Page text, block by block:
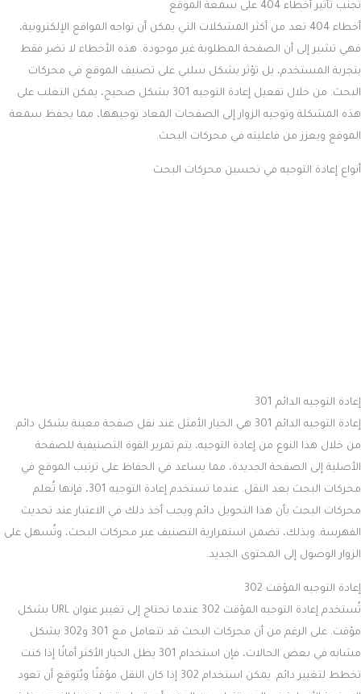
تجنب تأثير أخطاء 404 على سمعة الموقع
أخطاء 404 تعد من أكثر المشكلات التي يمكن أن تواجه المواقع الإلكترونية،
فهي تشير إلى أن الصفحة المطلوبة غير موجودة. هذه الأخطاء لا تضر فقط
بتجربة المستخدم، بل تؤثر بشكل سلبي على تصنيف الموقع في محركات
البحث. من خلال تفعيل إعادة التوجيه 301 بشكل صحيح، يمكن التغلب على
هذه المشكلة وتوجيه الزوار إلى الصفحات المعاد توجيهها، مما يحفظ سمعة
الموقع ويعزز من فاعليته في محركات البحث.
أنواع إعادة التوجيه في تحسين محركات البحث
إعادة التوجيه الدائم 301
إعادة التوجيه الدائم 301 هي الخيار الأمثل عند نقل صفحة معينة بشكل دائم.
من خلال هذا النوع من إعادة التوجيه، يتم تمرير القوة التصنيفية للصفحة
الأصلية إلى الصفحة الجديدة، مما يساعد في الحفاظ على ترتيب الموقع في
محركات البحث بعد النقل. عندما تستخدم إعادة التوجيه 301، فإنها تُعلم
محركات البحث بأن هذا التحويل دائم ويجب أخذ ذلك في الاعتبار عند تحديث
الفهرسة. وبذلك، تضمن استمرارية التصنيف عبر محركات البحث، وتُسهل على
الزوار الوصول إلى المحتوى الجديد.
إعادة التوجيه المؤقت 302
تُستخدم إعادة التوجيه المؤقت 302 عندما تحتاج إلى تغيير عنوان URL بشكل
مؤقت. على الرغم من أن محركات البحث قد تتعامل مع 301 و302 بشكل
مشابه في بعض الحالات، فإن استخدام 301 يظل الخيار الأكثر أمانًا إذا كنت
تخطط لتغيير دائم. يمكن استخدام 302 إذا كان النقل مؤقتًا ويُتوقع أن تعود